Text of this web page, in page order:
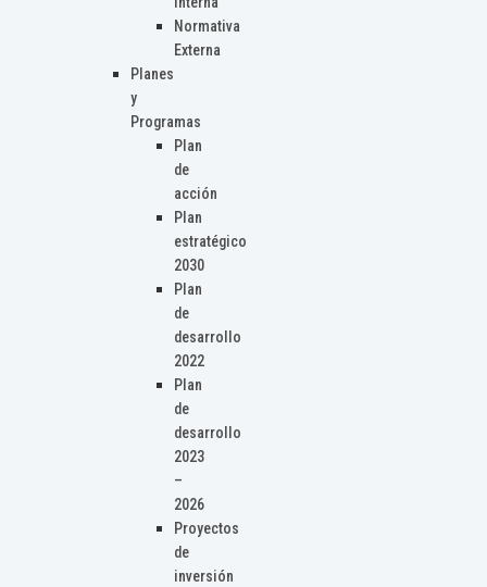
Normativa
Externa
Planes
y
Programas
Plan
de
acción
Plan
estratégico
2030
Plan
de
desarrollo
2022
Plan
de
desarrollo
2023
–
2026
Proyectos
de
inversión